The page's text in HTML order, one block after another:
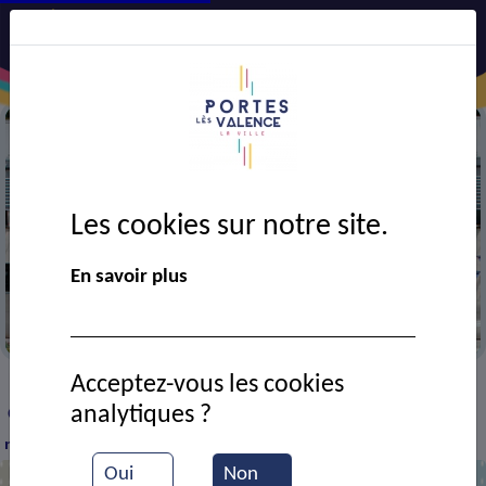
> VIE MUNICIPALE > Ressources documentaires
Conseil municipal du 18-11-24 Adhésion au CNAS,
modifications
Les cookies sur notre site.
En savoir plus
Oui Non
Acceptez-vous les cookies
analytiques ?